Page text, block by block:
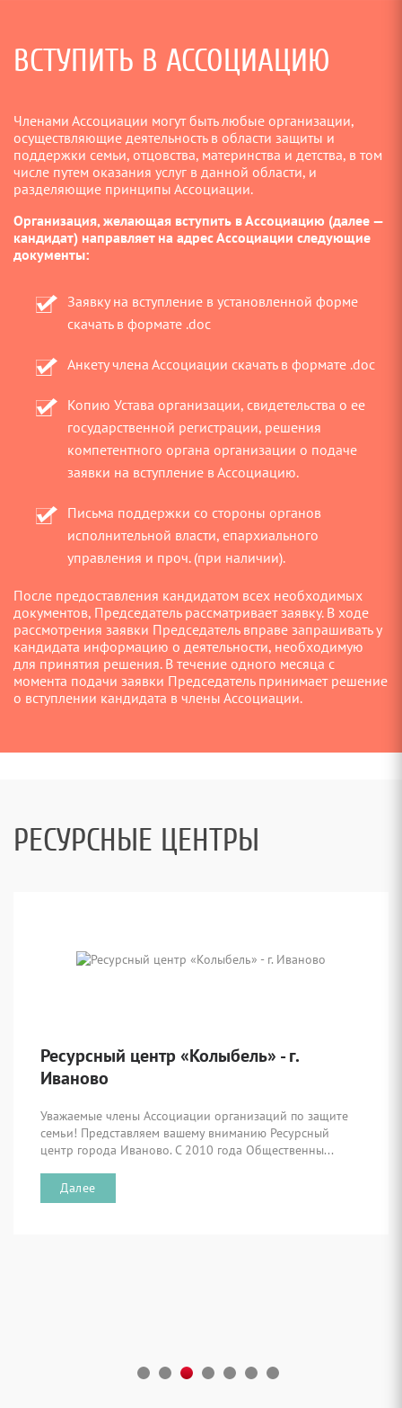
ВСТУПИТЬ В АССОЦИАЦИЮ
Членами Ассоциации могут быть любые организации,
осуществляющие деятельность в области защиты и
поддержки семьи, отцовства, материнства и детства, в том
числе путем оказания услуг в данной области, и
разделяющие принципы Ассоциации.
Организация, желающая вступить в Ассоциацию (далее —
кандидат) направляет на адрес Ассоциации следующие
документы:
Заявку на вступление в установленной форме
скачать в формате .doc
Анкету члена Ассоциации скачать в формате .doc
Копию Устава организации, свидетельства о ее
государственной регистрации, решения
компетентного органа организации о подаче
заявки на вступление в Ассоциацию.
Письма поддержки со стороны органов
исполнительной власти, епархиального
управления и проч. (при наличии).
После предоставления кандидатом всех необходимых
документов, Председатель рассматривает заявку. В ходе
рассмотрения заявки Председатель вправе запрашивать у
кандидата информацию о деятельности, необходимую
для принятия решения. В течение одного месяца с
момента подачи заявки Председатель принимает решение
о вступлении кандидата в члены Ассоциации.
РЕСУРСНЫЕ ЦЕНТРЫ
Ресурсный центр «Колыбель» - г.
Иваново
Уважаемые члены Ассоциации организаций по защите
семьи! Представляем вашему вниманию Ресурсный
центр города Иваново. С 2010 года Общественны...
Далее